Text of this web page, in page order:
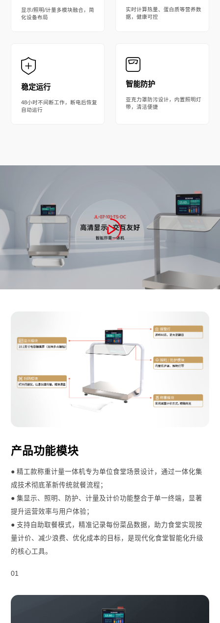
显示/照明/计量多模块融合，简
化设备布局
实时计算热量、蛋白质等营养数
据，健康可控
​​稳定运行​​
48小时不间断工作，断电后恢复
自动运行
智能防护
亚克力罩防污设计，内置照明灯
带，清洁便捷
产品功能模块
● 精工款称重计量一体机专为单位食堂场景设计，通过一体化集
成技术彻底革新传统就餐流程；
● 集显示、照明、防护、计量及计价功能整合于单一终端，显著
提升运营效率与用户体验；
● 支持自助取餐模式，精准记录每份菜品数据，助力食堂实现按
量计价、减少浪费、优化成本的目标，是现代化食堂智能化升级
的核心工具。
01